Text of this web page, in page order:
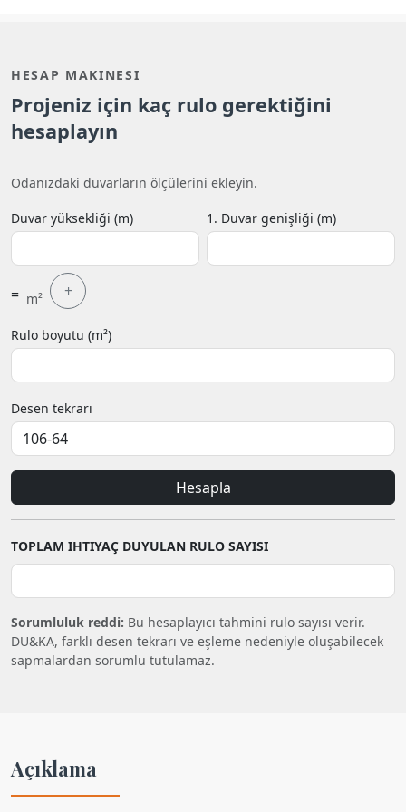
HESAP MAKINESI
Projeniz için kaç rulo gerektiğini
hesaplayın
Odanızdaki duvarların ölçülerini ekleyin.
Duvar yüksekliği (m) 1. Duvar genişliği (m)
= m² +
Rulo boyutu (m²)
Desen tekrarı
Hesapla
TOPLAM IHTIYAÇ DUYULAN RULO SAYISI
Sorumluluk reddi: Bu hesaplayıcı tahmini rulo sayısı verir.
DU&KA, farklı desen tekrarı ve eşleme nedeniyle oluşabilecek
sapmalardan sorumlu tutulamaz.
Açıklama